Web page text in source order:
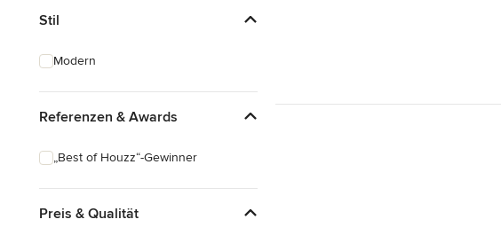
Garagenbau
Hauserweiterungen
Alle anzeigen
Stil
Modern
Referenzen & Awards
„Best of Houzz“-Gewinner
Preis & Qualität